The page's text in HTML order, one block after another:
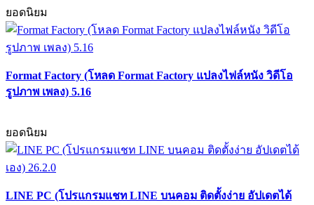
ยอดนิยม
Format Factory (โหลด Format Factory แปลงไฟล์หนัง วิดีโอ
รูปภาพ เพลง) 5.16
ยอดนิยม
LINE PC (โปรแกรมแชท LINE บนคอม ติดตั้งง่าย อัปเดตได้